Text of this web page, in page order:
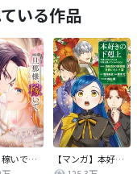
いる作品
旦那様、稼いで離婚させていただきます！
【マンガ】本好きの下剋上 第四部